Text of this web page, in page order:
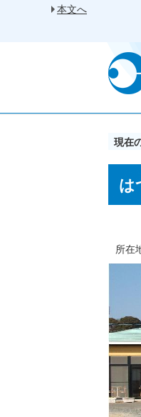
本文へ
現在
は
所在